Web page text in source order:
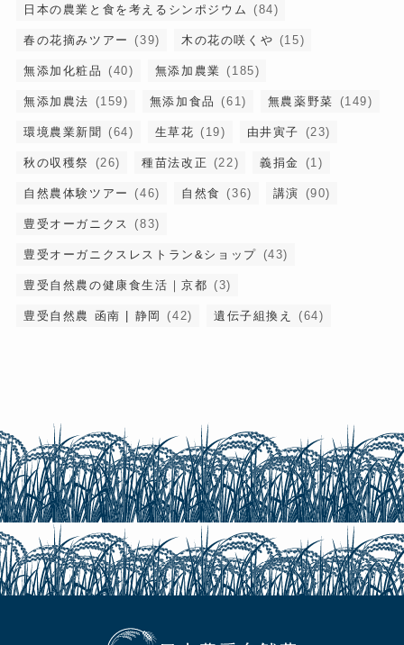
日本の農業と食を考えるシンポジウム (84)
春の花摘みツアー (39) 木の花の咲くや (15)
無添加化粧品 (40) 無添加農業 (185)
無添加農法 (159) 無添加食品 (61) 無農薬野菜 (149)
環境農業新聞 (64) 生草花 (19) 由井寅子 (23)
秋の収穫祭 (26) 種苗法改正 (22) 義捐金 (1)
自然農体験ツアー (46) 自然食 (36) 講演 (90)
豊受オーガニクス (83)
豊受オーガニクスレストラン&ショップ (43)
豊受自然農の健康食生活｜京都 (3)
豊受自然農 函南 | 静岡 (42) 遺伝子組換え (64)